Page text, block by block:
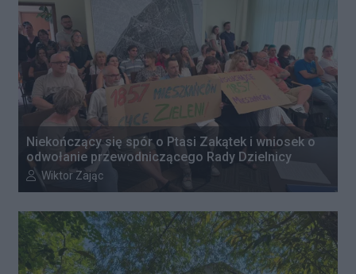
Niekończący się spór o Ptasi Zakątek i wniosek o
odwołanie przewodniczącego Rady Dzielnicy
Autor artykułu:
Wiktor Zając